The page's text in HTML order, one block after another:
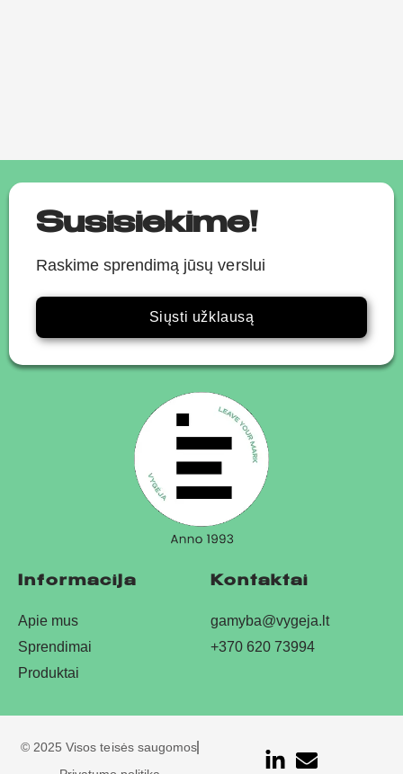
Susisiekime!
Raskime sprendimą jūsų verslui
Siųsti užklausą
Informacija
Apie mus
Sprendimai
Produktai
Kontaktai
gamyba@vygeja.lt
+370 620 73994
© 2025 Visos teisės saugomos